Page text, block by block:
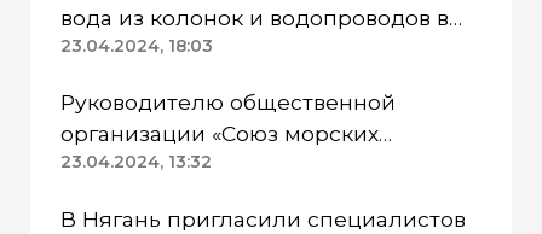
вода из колонок и водопроводов в
Казанском районе непригодна для
23.04.2024, 18:03
Руководителю общественной
организации «Союз морских
пехотинцев» Югры вынесли
23.04.2024, 13:32
В Нягань пригласили специалистов